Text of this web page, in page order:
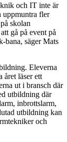
och IT inte är
uppmuntra fler
skolan
gå på event på
bana, säger Mats
Eleverna
året läser ett
ut i bransch där
utbildning där
inbrottslarm,
utbildning kan
och